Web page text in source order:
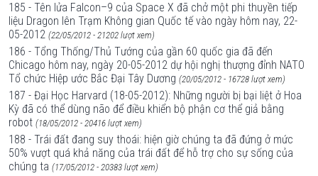
185 - Tên lửa Falcon–9 của Space X đã chở một phi thuyền tiếp
liệu Dragon lên Trạm Không gian Quốc tế vào ngày hôm nay, 22-
05-2012 (22/05/2012 - 21202 lượt xem)
186 - Tổng Thống/Thủ Tướng của gần 60 quốc gia đã đến
Chicago hôm nay, ngày 20-05-2012 dự hội nghị thượng đỉnh NATO
Tổ chức Hiệp ước Bắc Đại Tây Dương (20/05/2012 - 16728 lượt xem)
187 - Đại Học Harvard (18-05-2012): Những người bị bại liệt ở Hoa
Kỳ đã có thể dùng não để điều khiển bộ phận cơ thể giả bằng
robot (18/05/2012 - 20416 lượt xem)
188 - Trái đất đang suy thoái: hiện giờ chúng ta đã đứng ở mức
50% vượt quá khả năng của trái đất để hỗ trợ cho sự sống của
chúng ta (17/05/2012 - 20383 lượt xem)